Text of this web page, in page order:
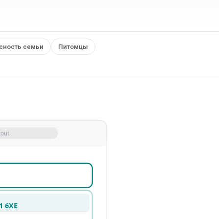
семьи Питомцы
6XE